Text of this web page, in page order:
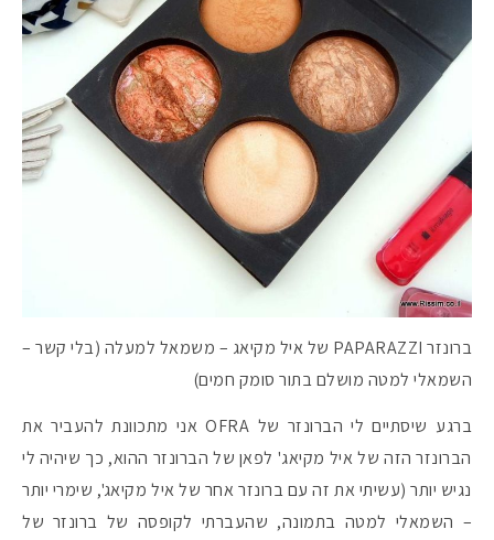
ברונזר PAPARAZZI של איל מקיאג – משמאל למעלה (בלי קשר –
השמאלי למטה מושלם בתור סומק חמים)
ברגע שיסתיים לי הברונזר של OFRA אני מתכוונת להעביר את
הברונזר הזה של איל מקיאג' לפאן של הברונזר ההוא, כך שיהיה לי
נגיש יותר (עשיתי את זה עם ברונזר אחר של איל מקיאג', שימרי יותר
– השמאלי למטה בתמונה, שהעברתי לקופסה של ברונזר של